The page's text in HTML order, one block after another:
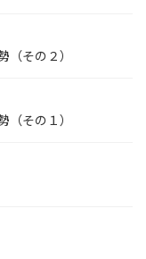
（その２）
（その１）